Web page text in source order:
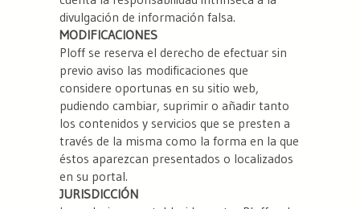
divulgación de información falsa.
MODIFICACIONES
Ploff se reserva el derecho de efectuar sin
previo aviso las modificaciones que
considere oportunas en su sitio web,
pudiendo cambiar, suprimir o añadir tanto
los contenidos y servicios que se presten a
través de la misma como la forma en la que
éstos aparezcan presentados o localizados
en su portal.
JURISDICCIÓN